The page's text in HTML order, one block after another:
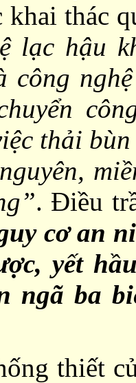
khai thác
lạc hậu
công
thải
. Điều
cơ an
yết
ngã ba
thiết